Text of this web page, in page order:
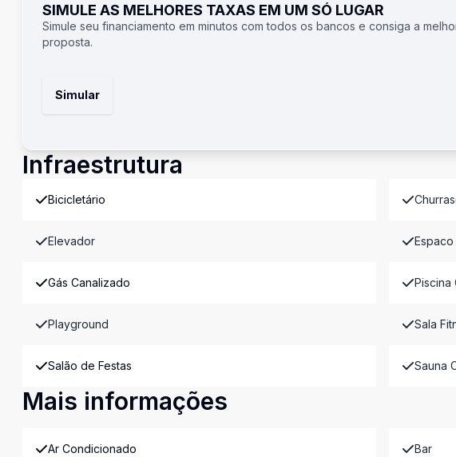
SIMULE AS MELHORES TAXAS EM UM SÓ LUGAR
Simule seu financiamento em minutos com todos os bancos e consiga a
proposta.
Simular
Infraestrutura
Bicicletário
Elevador Espaco
Gás Canalizado Piscina
Playground Sala
Salão de Festas Sauna
Mais informações
Ar Condicionado Bar